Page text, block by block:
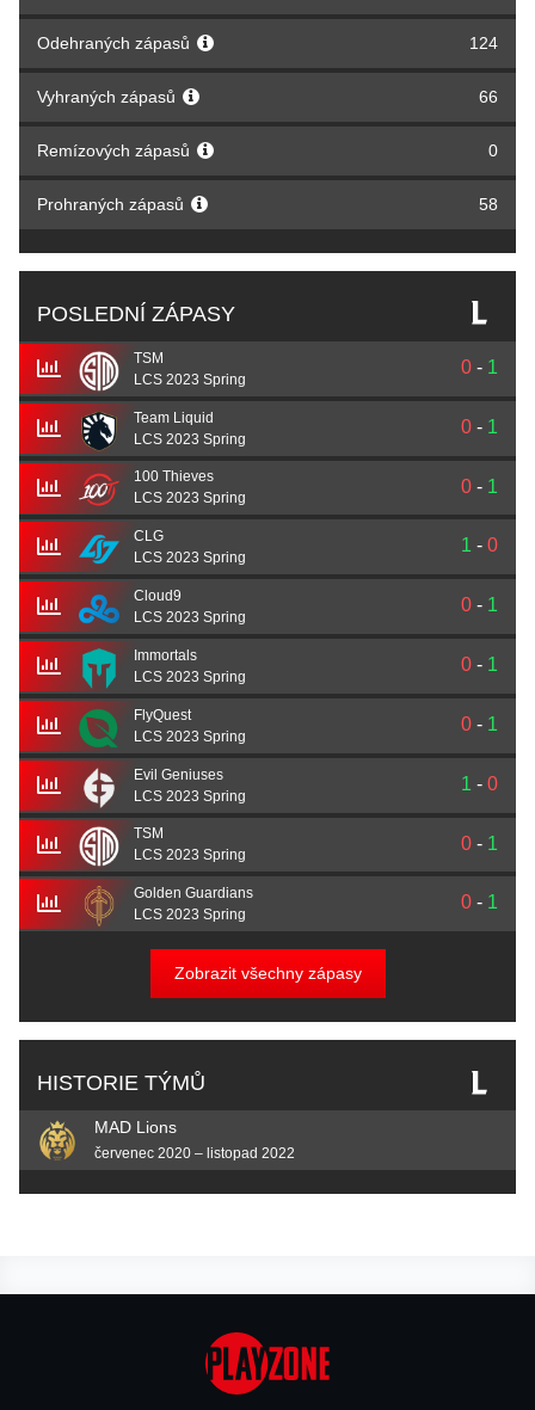
Odehraných zápasů 124
Vyhraných zápasů 66
Remízových zápasů 0
Prohraných zápasů 58
POSLEDNÍ ZÁPASY
TSM
LCS 2023 Spring
0 - 1
Team Liquid
LCS 2023 Spring
0 - 1
100 Thieves
LCS 2023 Spring
0 - 1
CLG
LCS 2023 Spring
1 - 0
Cloud9
LCS 2023 Spring
0 - 1
Immortals
LCS 2023 Spring
0 - 1
FlyQuest
LCS 2023 Spring
0 - 1
Evil Geniuses
LCS 2023 Spring
1 - 0
TSM
LCS 2023 Spring
0 - 1
Golden Guardians
LCS 2023 Spring
0 - 1
Zobrazit všechny zápasy
HISTORIE TÝMŮ
MAD Lions
červenec 2020 – listopad 2022